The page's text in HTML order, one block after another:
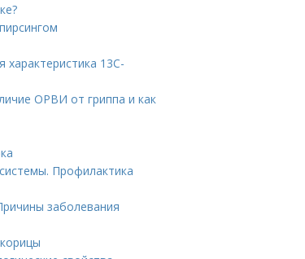
характеристика 13С-
ОРВИ от гриппа и как
Профилактика
заболевания